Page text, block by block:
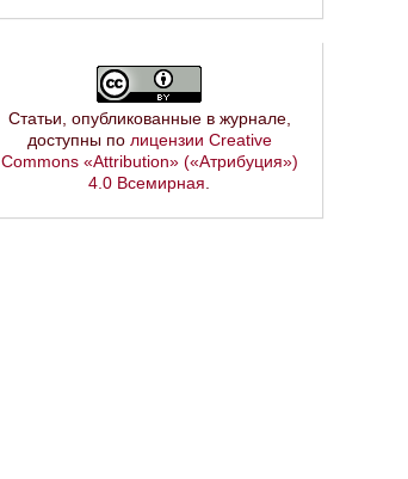
Статьи, опубликованные в журнале,
доступны по лицензии Creative
Commons «Attribution» («Атрибуция»)
4.0 Всемирная